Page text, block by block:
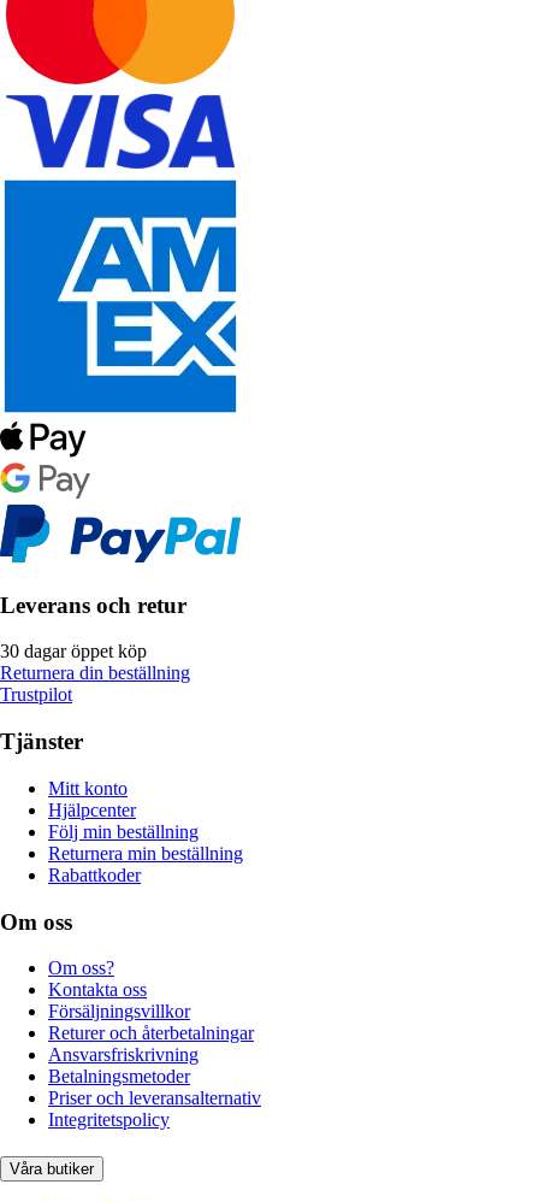
Leverans och retur
30 dagar öppet köp
Returnera din beställning
Trustpilot
Tjänster
Mitt konto
Hjälpcenter
Följ min beställning
Returnera min beställning
Rabattkoder
Om oss
Om oss?
Kontakta oss
Försäljningsvillkor
Returer och återbetalningar
Ansvarsfriskrivning
Betalningsmetoder
Priser och leveransalternativ
Integritetspolicy
Våra butiker